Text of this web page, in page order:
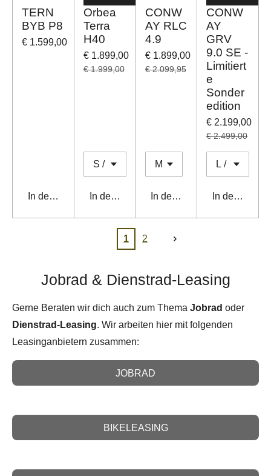
TERN
BYB P8
€ 1.599,00
In den Warenkorb
Orbea
Terra
H40
€ 1.899,00
€ 1.999,00
In den Warenkorb
CONW
AY RLC
4.9
€ 1.899,00
€ 2.099,95
In den Warenkorb
CONW
AY
GRV
9.0 SE -
Limitiert
e
Sonder
edition
€ 2.199,00
€ 2.499,00
In den
1 2
Jobrad & Dienstrad-Leasing
Gerne Beraten wir dich auch zum Thema Jobrad oder
Dienstrad-Leasing. Wir arbeiten hier mit folgenden
Leasinganbietern zusammen:
JOBRAD
BIKELEASING